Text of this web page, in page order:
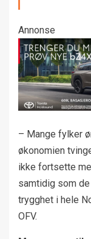
Annonse
– Mange fylker
økonomien
ikke fortsette
samtidig som
trygghet i hele
OFV.